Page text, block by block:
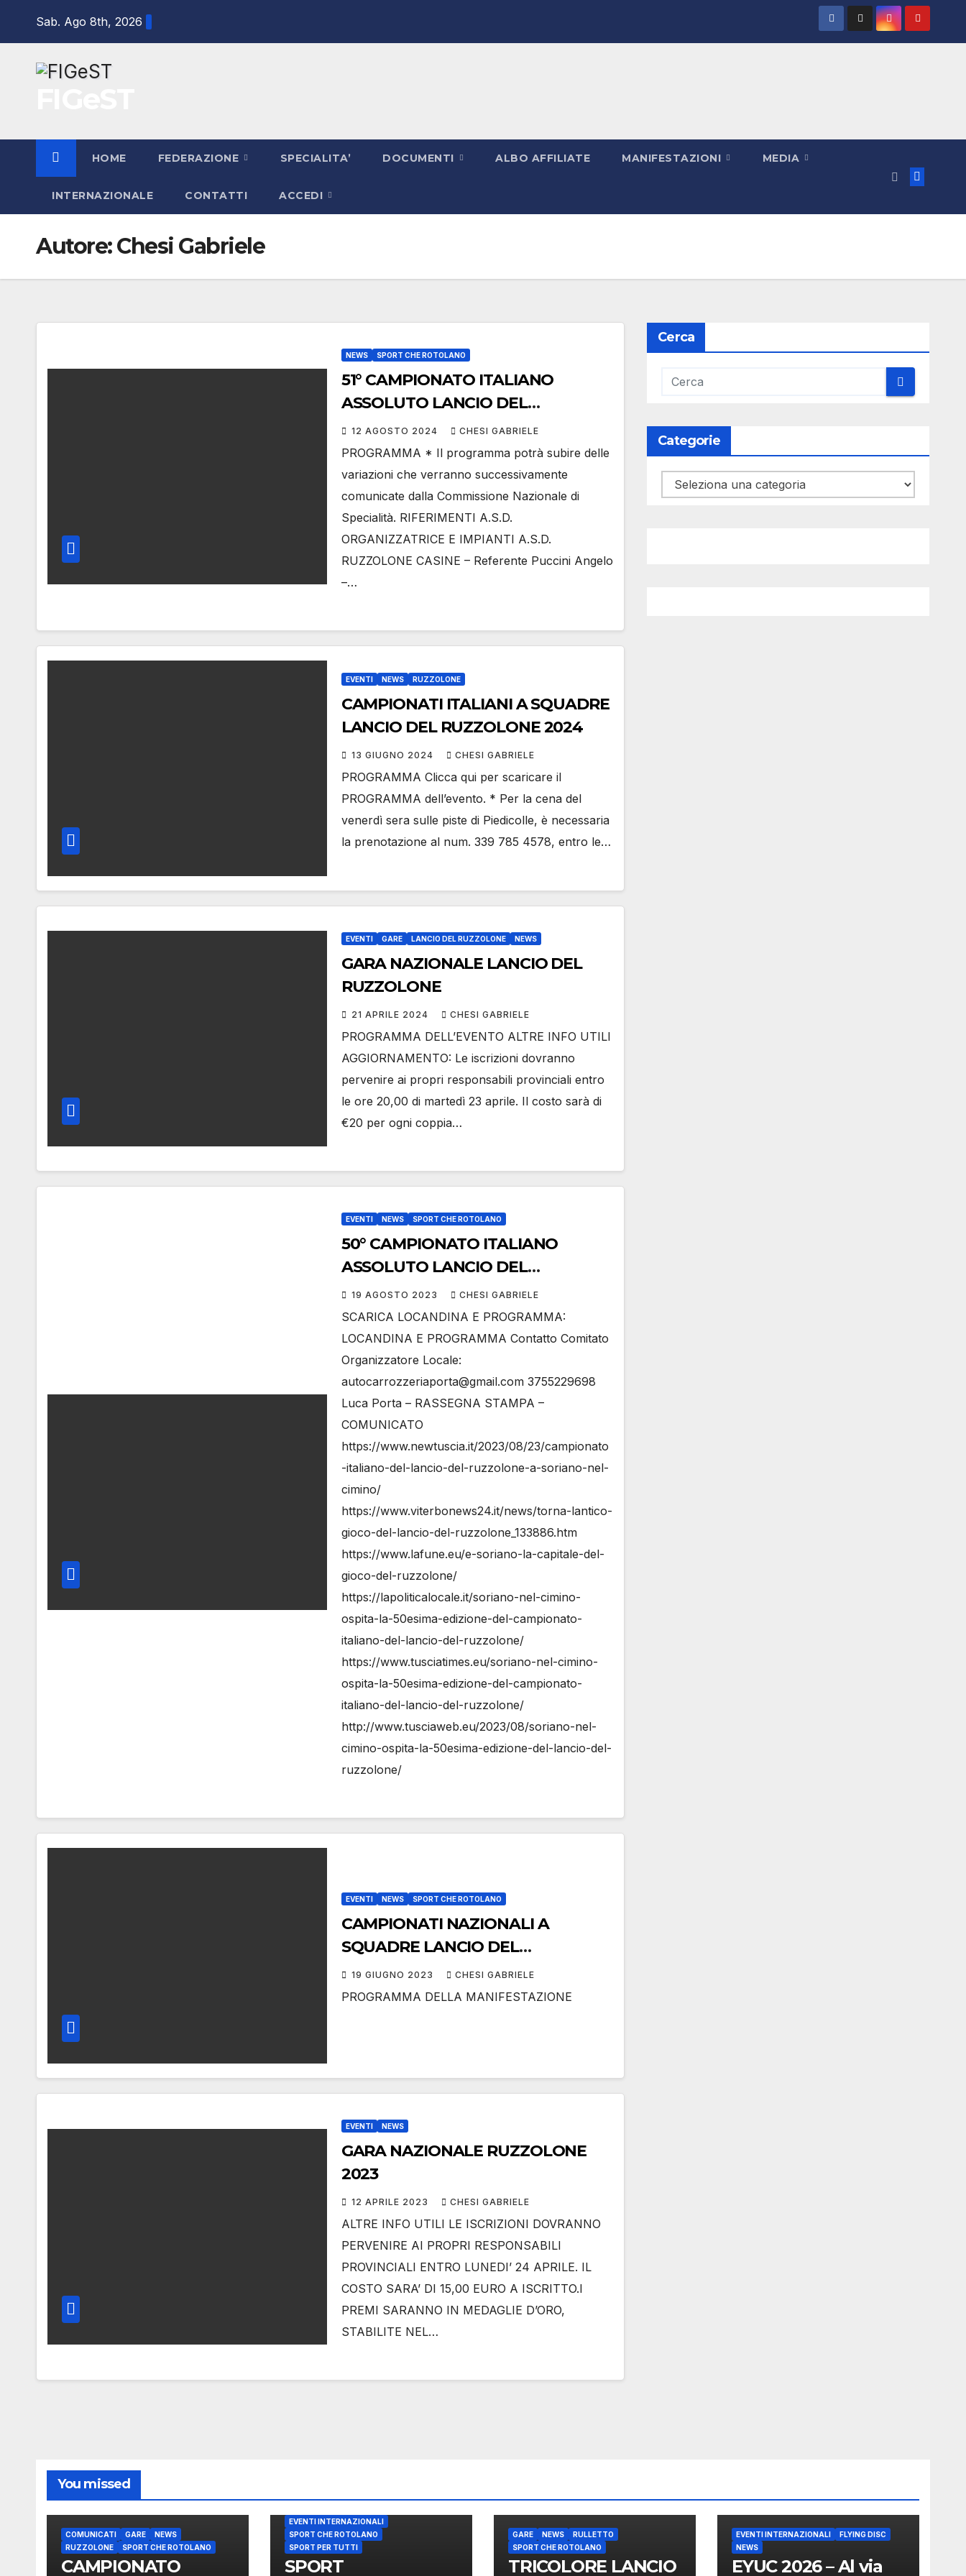
Sab. Ago 8th, 2026
HOME FEDERAZIONE SPECIALITA’ DOCUMENTI ALBO AFFILIATE MANIFESTAZIONI MEDIA
INTERNAZIONALE CONTATTI ACCEDI
Autore:Chesi Gabriele
NEWS SPORT CHE ROTOLANO
51° CAMPIONATO ITALIANO
ASSOLUTO LANCIO DEL
RUZZOLONE
12 AGOSTO 2024 CHESI GABRIELE
PROGRAMMA * Il programma potrà subire delle
variazioni che verranno successivamente
comunicate dalla Commissione Nazionale di
Specialità. RIFERIMENTI A.S.D.
ORGANIZZATRICE E IMPIANTI A.S.D.
RUZZOLONE CASINE – Referente Puccini Angelo
–…
EVENTI NEWS RUZZOLONE
CAMPIONATI ITALIANI A SQUADRE
LANCIO DEL RUZZOLONE 2024
13 GIUGNO 2024 CHESI GABRIELE
PROGRAMMA Clicca qui per scaricare il
PROGRAMMA dell’evento. * Per la cena del
venerdì sera sulle piste di Piedicolle, è necessaria
la prenotazione al num. 339 785 4578, entro le…
EVENTI GARE LANCIO DEL RUZZOLONE NEWS
GARA NAZIONALE LANCIO DEL
RUZZOLONE
21 APRILE 2024 CHESI GABRIELE
PROGRAMMA DELL’EVENTO ALTRE INFO UTILI
AGGIORNAMENTO: Le iscrizioni dovranno
pervenire ai propri responsabili provinciali entro
le ore 20,00 di martedì 23 aprile. Il costo sarà di
€20 per ogni coppia…
EVENTI NEWS SPORT CHE ROTOLANO
50° CAMPIONATO ITALIANO
ASSOLUTO LANCIO DEL
RUZZOLONE
19 AGOSTO 2023 CHESI GABRIELE
SCARICA LOCANDINA E PROGRAMMA:
LOCANDINA E PROGRAMMA Contatto Comitato
Organizzatore Locale:
autocarrozzeriaporta@gmail.com 3755229698
Luca Porta – RASSEGNA STAMPA –
COMUNICATO
https://www.newtuscia.it/2023/08/23/campionato
-italiano-del-lancio-del-ruzzolone-a-soriano-nel-
cimino/
https://www.viterbonews24.it/news/torna-lantico-
gioco-del-lancio-del-ruzzolone_133886.htm
https://www.lafune.eu/e-soriano-la-capitale-del-
gioco-del-ruzzolone/
https://lapoliticalocale.it/soriano-nel-cimino-
ospita-la-50esima-edizione-del-campionato-
italiano-del-lancio-del-ruzzolone/
https://www.tusciatimes.eu/soriano-nel-cimino-
ospita-la-50esima-edizione-del-campionato-
italiano-del-lancio-del-ruzzolone/
http://www.tusciaweb.eu/2023/08/soriano-nel-
cimino-ospita-la-50esima-edizione-del-lancio-del-
ruzzolone/
EVENTI NEWS SPORT CHE ROTOLANO
CAMPIONATI NAZIONALI A
SQUADRE LANCIO DEL
RUZZOLONE 2023
19 GIUGNO 2023 CHESI GABRIELE
PROGRAMMA DELLA MANIFESTAZIONE
EVENTI NEWS
GARA NAZIONALE RUZZOLONE
2023
12 APRILE 2023 CHESI GABRIELE
ALTRE INFO UTILI LE ISCRIZIONI DOVRANNO
PERVENIRE AI PROPRI RESPONSABILI
PROVINCIALI ENTRO LUNEDI’ 24 APRILE. IL
COSTO SARA’ DI 15,00 EURO A ISCRITTO.I
PREMI SARANNO IN MEDAGLIE D’ORO,
STABILITE NEL…
Cerca
Categorie
Categorie
You missed
COMUNICATI GARE
NEWS
RUZZOLONE
SPORT CHE ROTOLANO
CAMPIONATO
EVENTI INTERNAZIONALI
SPORT CHE ROTOLANO
SPORT PER TUTTI
SPORT
GARE NEWS
RULLETTO
SPORT CHE ROTOLANO
TRICOLORE LANCIO
EVENTI INTERNAZIONALI
FLYING DISC
NEWS
EYUC 2026 – Al via